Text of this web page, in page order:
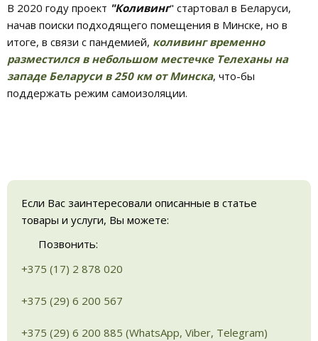
В 2020 году проект "Коливинг" стартовал в Беларуси,
начав поиски подходящего помещения в Минске, но в
итоге, в связи с пандемией, коливинг временно
разместился в небольшом местечке Телеханы на
западе Беларуси в 250 км от Минска, что-бы
поддержать режим самоизоляции.
Если Вас заинтересовали описанные в статье
товары и услуги, Вы можете:
Позвонить:
+375 (17) 2 878 020
+375 (29) 6 200 567
+375 (29) 6 200 885 (WhatsApp, Viber, Telegram)